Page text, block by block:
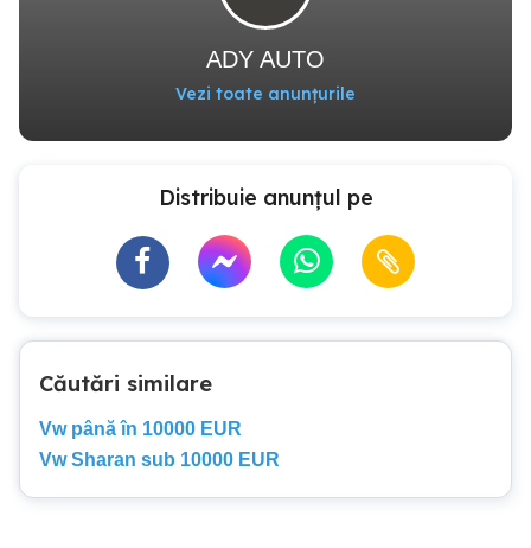
ADY AUTO
Vezi toate anunțurile
Distribuie anunțul pe
Căutări similare
Vw până în 10000 EUR
Vw Sharan sub 10000 EUR